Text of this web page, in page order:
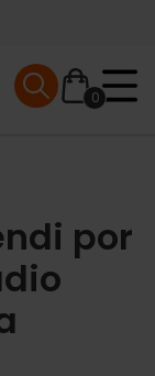
0
Mobile menu
por